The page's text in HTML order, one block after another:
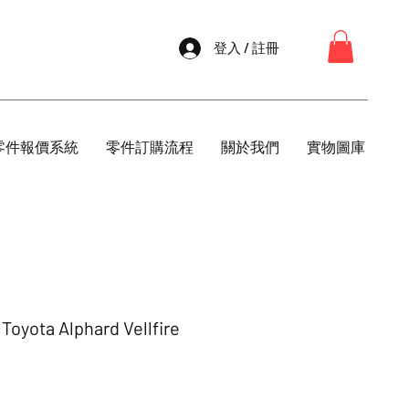
登入 / 註冊
件報價系統 零件訂購流程 關於我們 實物圖庫
Alphard Vellfire